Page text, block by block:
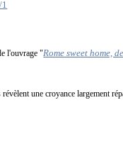
l'ouvrage "Rome sweet home,
révèlent une croyance largement